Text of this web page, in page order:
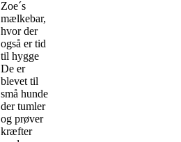
Zoe´s
mælkebar,
hvor der
også er tid
til hygge
De er
blevet til
små hunde
der tumler
og prøver
kræfter